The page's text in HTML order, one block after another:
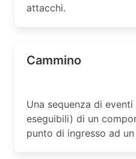
attacchi.
Cammino
Una sequenza di
eseguibili) di un
punto di ingresso ad